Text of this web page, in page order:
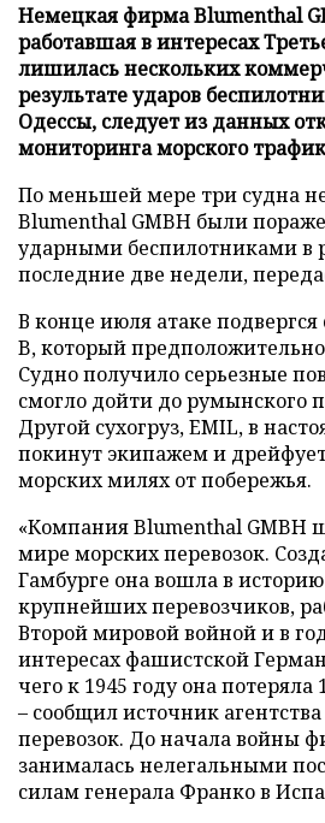
Немецкая фирма Blumenthal
работавшая в интересах
лишилась нескольких
результате ударов
Одессы, следует из данных
мониторинга морского
По меньшей мере три судна
Blumenthal GMBH были
ударными беспилотниками в
последние две недели,
В конце июля атаке подвергся
B, который предположительно
Судно получило серьезные
смогло дойти до румынского
Другой сухогруз, EMIL, в
покинут экипажем и
морских милях от побережья.
«Компания Blumenthal GMBH
мире морских перевозок.
Гамбурге она вошла в
крупнейших перевозчиков,
Второй мировой войной и в
интересах фашистской
чего к 1945 году она потеряла
– сообщил источник
перевозок. До начала войны
занималась нелегальными
силам генерала Франко в